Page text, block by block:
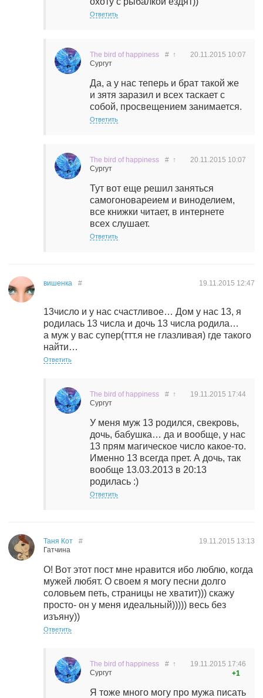
Ответить
The bird of happiness
Сургут
20.11.2015 10:07
# ↑
Да, а у нас теперь и брат такой же
и зятя заразил и всех таскает с
собой, просвещением занимается.
Ответить
The bird of happiness
Сургут
20.11.2015 10:07
# ↑
Тут вот еще решил заняться
самогоновареием и виноделием,
все книжки читает, в интернете
всех слушает.
Ответить
вишенка 19.11.2015 12:47
#
13число и у нас счастливое… Дом у нас 13, я
родилась 13 числа и дочь 13 числа родила…
а муж у вас супер(ттт.я не глазливая) где такого
найти…
Ответить
The bird of happiness
Сургут
19.11.2015 17:44
# ↑
У меня муж 13 родился, свекровь,
дочь, бабушка… да и вообще, у нас
13 прям магическое число какое-то.
Именно 13 всегда прет. А дочь, так
вообще 13.03.2013 в 20:13
родилась :)
Ответить
Таня Кот
Гатчина
19.11.2015 13:13
#
О! Вот этот пост мне нравится ибо люблю, когда
мужей любят. О своем я могу песни долго
соловьем петь, страницы не хватит))) скажу
просто- он у меня идеальный))))) весь без
изъяну))
Ответить
The bird of happiness
Сургут
19.11.2015 17:46
# ↑
+1
Я тоже много могу про мужа писать